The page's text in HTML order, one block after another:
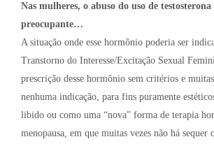
Nas mulheres, o abuso do uso de
preocupante…
A situação onde esse hormônio poderia ser
Transtorno do Interesse/Excitação Sexual
prescrição desse hormônio sem critérios e
nenhuma indicação, para fins puramente
libido ou como uma “nova” forma de terapia
menopausa, em que muitas vezes não há sequer